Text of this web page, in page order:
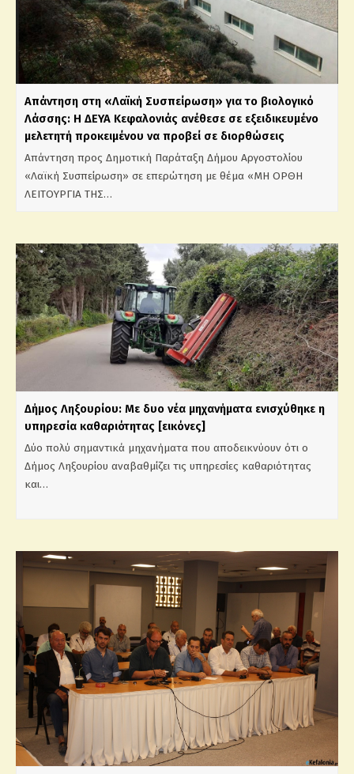
Απάντηση στη «Λαϊκή Συσπείρωση» για το βιολογικό
Λάσσης: Η ΔΕΥΑ Κεφαλονιάς ανέθεσε σε εξειδικευμένο
μελετητή προκειμένου να προβεί σε διορθώσεις
Απάντηση προς Δημοτική Παράταξη Δήμου Αργοστολίου
«Λαϊκή Συσπείρωση» σε επερώτηση με θέμα «ΜΗ ΟΡΘΗ
ΛΕΙΤΟΥΡΓΙΑ ΤΗΣ…
Δήμος Ληξουρίου: Με δυο νέα μηχανήματα ενισχύθηκε η
υπηρεσία καθαριότητας [εικόνες]
Δύο πολύ σημαντικά μηχανήματα που αποδεικνύουν ότι ο
Δήμος Ληξουρίου αναβαθμίζει τις υπηρεσίες καθαριότητας
και…